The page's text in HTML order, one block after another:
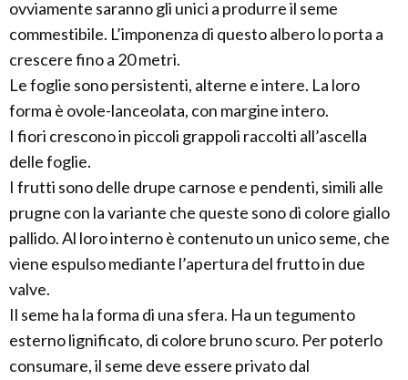
ovviamente saranno gli unici a produrre il seme
commestibile. L’imponenza di questo albero lo porta a
crescere fino a 20 metri.
Le foglie sono persistenti, alterne e intere. La loro
forma è ovole-lanceolata, con margine intero.
I fiori crescono in piccoli grappoli raccolti all’ascella
delle foglie.
I frutti sono delle drupe carnose e pendenti, simili alle
prugne con la variante che queste sono di colore giallo
pallido. Al loro interno è contenuto un unico seme, che
viene espulso mediante l’apertura del frutto in due
valve.
Il seme ha la forma di una sfera. Ha un tegumento
esterno lignificato, di colore bruno scuro. Per poterlo
consumare, il seme deve essere privato dal